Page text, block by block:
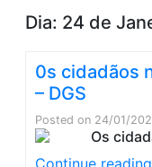
Dia: 24 de
0s cidadãos
– DGS
Posted on 24/01/
Continue reading